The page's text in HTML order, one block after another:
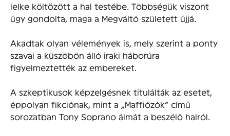
lelke költözött a hal testébe. Többségük viszont
úgy gondolta, maga a Megváltó született újjá.
Akadtak olyan vélemények is, mely szerint a ponty
szavai a küszöbön álló iraki háborúra
figyelmeztették az embereket.
A szkeptikusok képzelgésnek titulálták az esetet,
éppolyan fikciónak, mint a „Maffiózók” című
sorozatban Tony Soprano álmát a beszélő halról.